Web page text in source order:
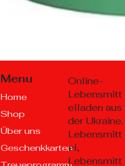
Menu
Home
Shop
Über uns
Geschenkkarten
Online-
Lebensmitt
elladen aus
der Ukraine.
Lebensmitt
el,
Lebensmitt